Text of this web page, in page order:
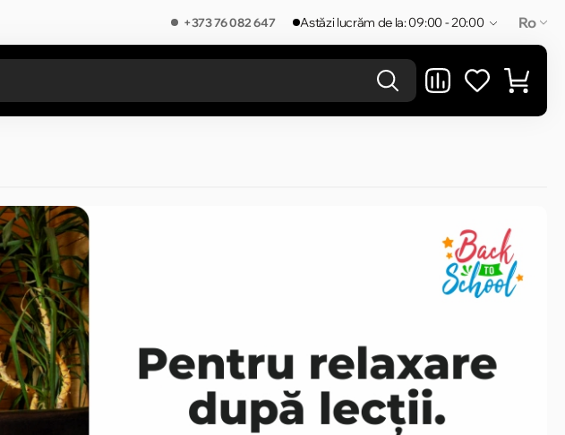
+373 76 082 647 Astăzi lucrăm de la: 09:00 - 20:00 Ro